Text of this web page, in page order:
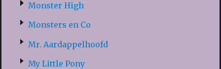
Monster High
Monsters en Co
Mr. Aardappelhoofd
My Little Pony